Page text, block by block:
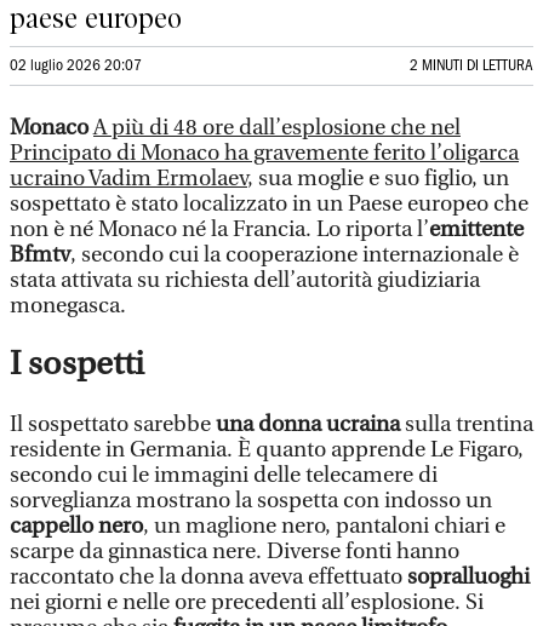
paese europeo
02 luglio 2026 20:07 2 MINUTI DI LETTURA
MonacoA più di 48 ore dall’esplosione che nel
Principato di Monaco ha gravemente ferito l’oligarca
ucraino Vadim Ermolaev, sua moglie e suo figlio, un
sospettato è stato localizzato in un Paese europeo che
non è né Monaco né la Francia. Lo riporta l’emittente
Bfmtv, secondo cui la cooperazione internazionale è
stata attivata su richiesta dell’autorità giudiziaria
monegasca.
I sospetti
Il sospettato sarebbeuna donna ucrainasulla trentina
residente in Germania. È quanto apprende Le Figaro,
secondo cui le immagini delle telecamere di
sorveglianza mostrano la sospetta con indosso un
cappello nero, un maglione nero, pantaloni chiari e
scarpe da ginnastica nere. Diverse fonti hanno
raccontato che la donna aveva effettuatosopralluoghi
nei giorni e nelle ore precedenti all’esplosione. Si